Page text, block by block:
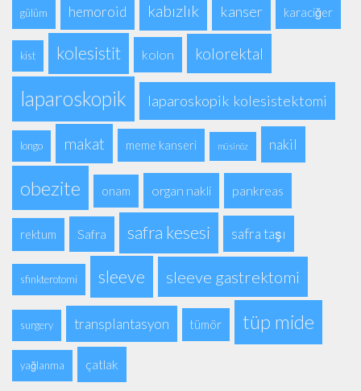
gülüm hemoroid kabızlık kanser karaciğer
kist kolesistit kolon kolorektal
laparoskopik laparoskopik kolesistektomi
longo makat meme kanseri müsinöz nakil
obezite onam organ nakli pankreas
rektum Safra safra kesesi safra taşı
sfinkterotomi sleeve sleeve gastrektomi
surgery transplantasyon tümör tüp mide
yağlanma çatlak